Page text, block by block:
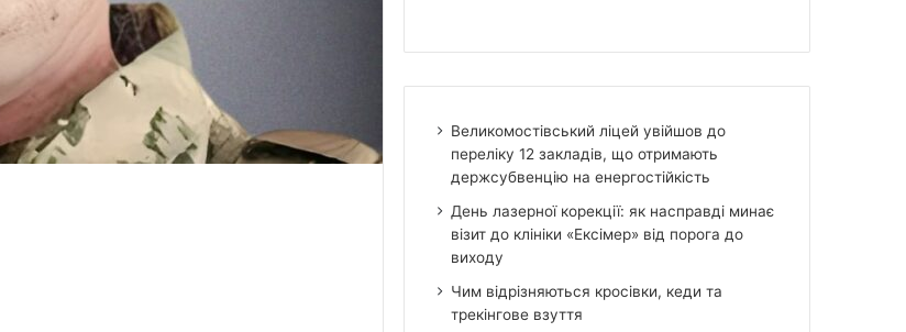
Великомостівський ліцей увійшов до
переліку 12 закладів, що отримають
держсубвенцію на енергостійкість
День лазерної корекції: як насправді минає
візит до клініки «Ексімер» від порога до
виходу
Чим відрізняються кросівки, кеди та
трекінгове взуття